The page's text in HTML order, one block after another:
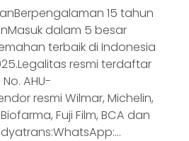
15 tahun
dalam 5 besar
terbaik di Indonesia
resmi terdaftar
AHU-
resmi Wilmar, Michelin,
Fuji Film, BCA dan